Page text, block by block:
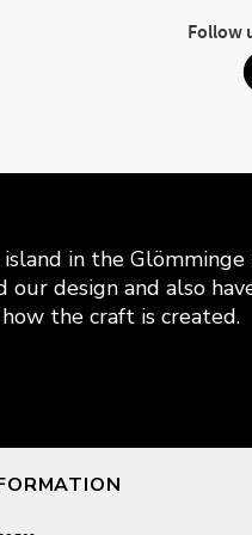
Follow
in the Glömminge
design and also
the craft is created.